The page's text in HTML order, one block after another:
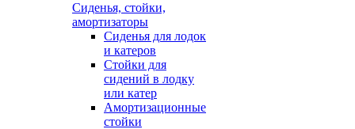
Сиденья, стойки,
амортизаторы
Сиденья для лодок
и катеров
Стойки для
сидений в лодку
или катер
Амортизационные
стойки